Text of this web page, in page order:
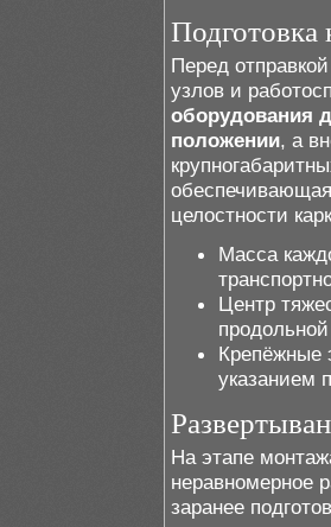
Подготовка
Перед
узлов и
оборудования
положении, а
обеспечивающая
целостности
Масса
Центр
Крепёжные
указанием
На этапе
неравномерное
заранее